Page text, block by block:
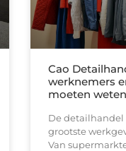
Cao
werknemers
moeten weten
De
grootste
Van